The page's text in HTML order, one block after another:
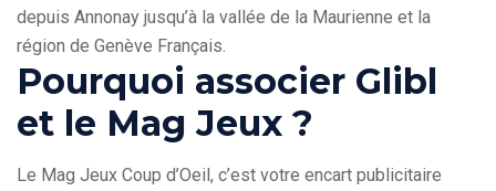
depuis Annonay jusqu’à la vallée de la Maurienne et la
région de Genève Français.
Pourquoi associer Glibl
et le Mag Jeux ?
Le Mag Jeux Coup d’Oeil, c’est votre encart publicitaire